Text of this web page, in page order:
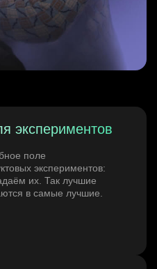
экспериментов
поле
экспериментов:
их. Так лучшие
в самые лучшие.